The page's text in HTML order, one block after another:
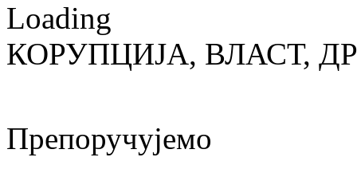
Loading
КОРУПЦИЈА, ВЛАСТ,
Препоручујемо